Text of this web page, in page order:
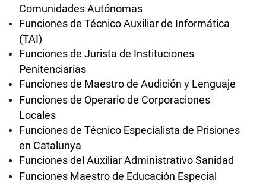
Comunidades Autónomas
Funciones de Técnico Auxiliar de Informática
(TAI)
Funciones de Jurista de Instituciones
Penitenciarias
Funciones de Maestro de Audición y Lenguaje
Funciones de Operario de Corporaciones
Locales
Funciones de Técnico Especialista de Prisiones
en Catalunya
Funciones del Auxiliar Administrativo Sanidad
Funciones Maestro de Educación Especial